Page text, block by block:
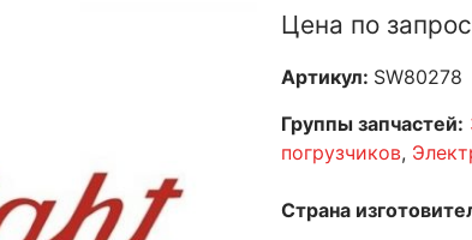
Цена по
Артикул: SW80278
Группы запчастей:
погрузчиков,
Страна